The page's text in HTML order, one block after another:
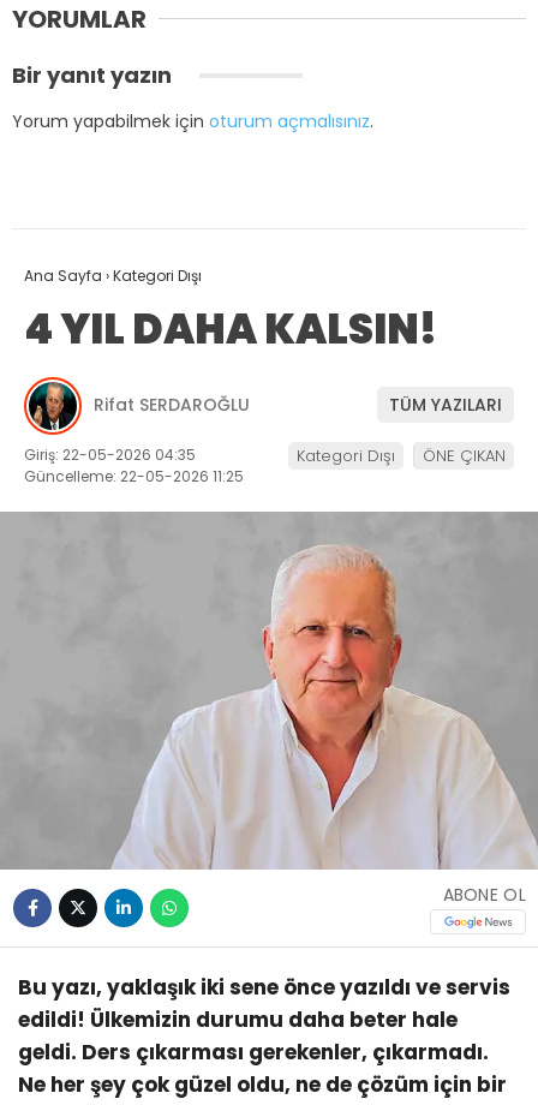
YORUMLAR
Bir yanıt yazın
Yorum yapabilmek için oturum açmalısınız.
Ana Sayfa ›Kategori Dışı
4 YIL DAHA KALSIN!
Rifat SERDAROĞLU TÜM YAZILARI
Giriş: 22-05-2026 04:35
Güncelleme: 22-05-2026 11:25
Kategori Dışı ÖNE ÇIKAN
ABONE OL
Bu yazı, yaklaşık iki sene önce yazıldı ve servis
edildi! Ülkemizin durumu daha beter hale
geldi. Ders çıkarması gerekenler, çıkarmadı.
Ne her şey çok güzel oldu, ne de çözüm için bir